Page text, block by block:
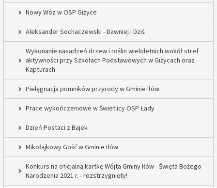
Nowy Wóz w OSP Giżyce
Aleksander Sochaczewski - Dawniej i Dziś
Wykonanie nasadzeń drzew i roślin wieloletnich wokół stref
aktywności przy Szkołach Podstawowych w Giżycach oraz
Kapturach
Pielęgnacja pomników przyrody w Gminie Iłów
Prace wykończeniowe w Świetlicy OSP Łady
Dzień Postaci z Bajek
Mikołajkowy Gość w Gminie Iłów
Konkurs na oficjalną kartkę Wójta Gminy Iłów - Święta Bożego
Narodzenia 2021 r. - rozstrzygnięty!